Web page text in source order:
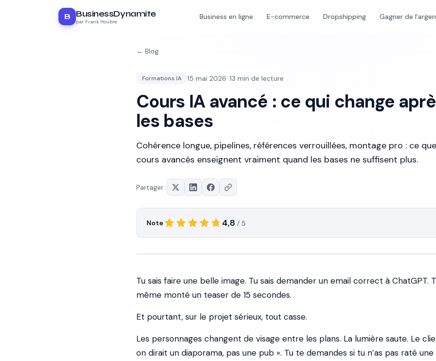
B BusinessDynamite
par Frank Houbre
Business en ligne E-commerce Dropshipping Gagner de
← Blog
Formations IA 15 mai 2026· 13 min de lecture
Cours IA avancé : ce qui change
les bases
Cohérence longue, pipelines, références verrouillées, montage pro : ce
cours avancés enseignent vraiment quand les bases ne suffisent plus.
Partager :
Note 4,8 / 5
Tu sais faire une belle image. Tu sais demander un email correct à ChatGPT.
même monté un teaser de 15 secondes.
Et pourtant, sur le projet sérieux, tout casse.
Les personnages changent de visage entre les plans. La lumière saute. Le
on dirait un diaporama, pas une pub ». Tu te demandes si tu n’as pas raté